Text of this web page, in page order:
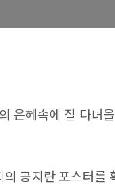
은혜속에 잘 다녀
공지란 포스터를